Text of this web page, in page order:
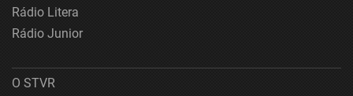
Rádio Litera
Rádio Junior
O STVR